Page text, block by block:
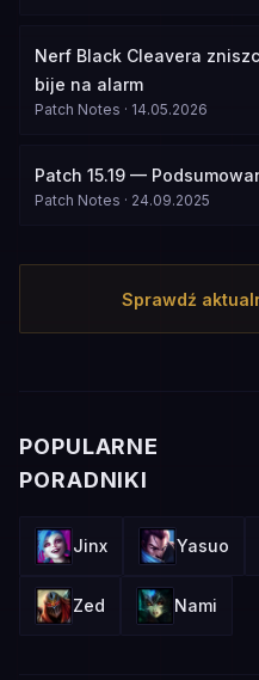
Nerf Black Cleavera
bije na alarm
Patch Notes · 14.05.2026
Patch 15.19 —
Patch Notes · 24.09.2025
Sprawdź
POPULARNE
PORADNIKI
Jinx Yasuo
Zed Nami